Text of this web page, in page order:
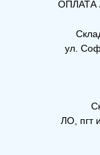
ОПЛАТА
ул.
ЛО, пгт